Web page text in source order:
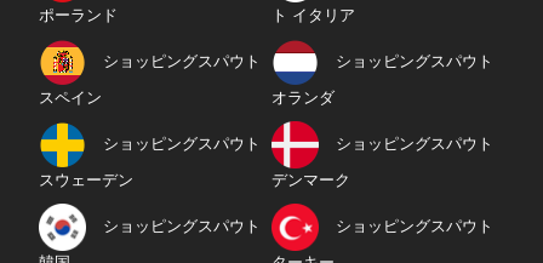
ポーランド ト イタリア
ショッピングスパウト
スペイン
ショッピングスパウト
オランダ
ショッピングスパウト
スウェーデン
ショッピングスパウト
デンマーク
ショッピングスパウト ショッピングスパウト